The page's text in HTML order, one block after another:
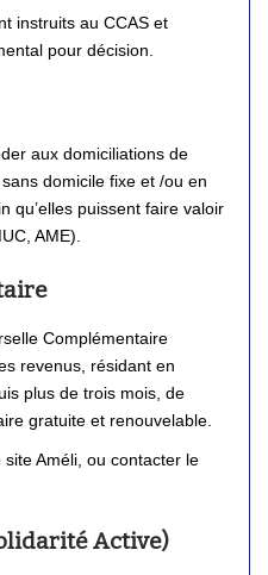
instruits au CCAS et
pour décision.
aux domiciliations de
domicile fixe et /ou en
qu’elles puissent faire valoir
AME).
Complémentaire
revenus, résidant en
plus de trois mois, de
gratuite et renouvelable.
Améli, ou contacter le
Active)